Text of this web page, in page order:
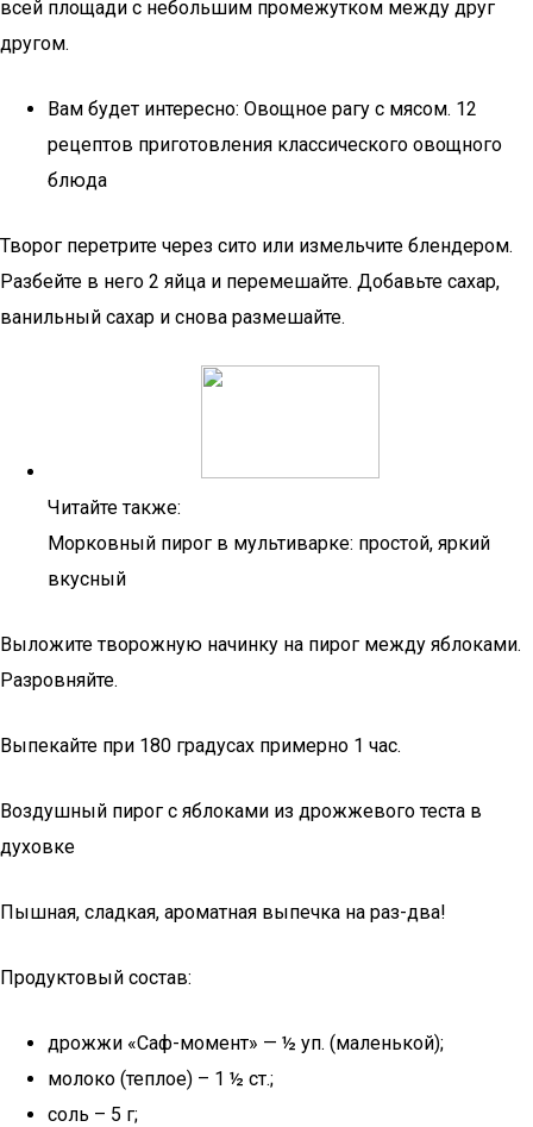
всей площади с небольшим промежутком между друг
другом.
Вам будет интересно: Овощное рагу с мясом. 12
рецептов приготовления классического овощного
блюда
Творог перетрите через сито или измельчите блендером.
Разбейте в него 2 яйца и перемешайте. Добавьте сахар,
ванильный сахар и снова размешайте.
Читайте также:
Морковный пирог в мультиварке: простой, яркий
вкусный
Выложите творожную начинку на пирог между яблоками.
Разровняйте.
Выпекайте при 180 градусах примерно 1 час.
Воздушный пирог с яблоками из дрожжевого теста в
духовке
Пышная, сладкая, ароматная выпечка на раз-два!
Продуктовый состав:
дрожжи «Саф-момент» — ½ уп. (маленькой);
молоко (теплое) – 1 ½ ст.;
соль – 5 г;